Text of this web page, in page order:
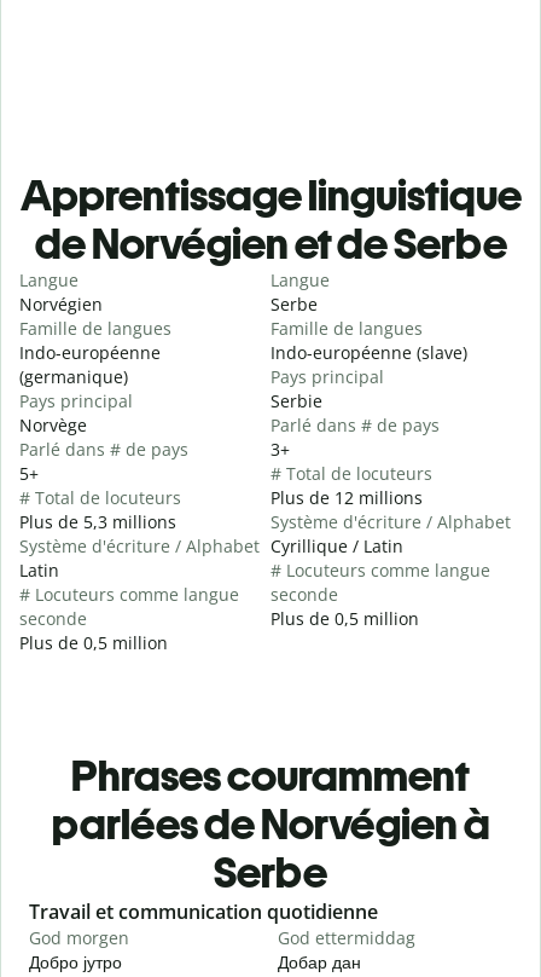
Apprentissage linguistique
de Norvégien et de Serbe
Langue
Norvégien
Famille de langues
Indo-européenne
(germanique)
Pays principal
Norvège
Parlé dans # de pays
5+
# Total de locuteurs
Plus de 5,3 millions
Système d'écriture / Alphabet
Latin
# Locuteurs comme langue
seconde
Plus de 0,5 million
Langue
Serbe
Famille de langues
Indo-européenne (slave)
Pays principal
Serbie
Parlé dans # de pays
3+
# Total de locuteurs
Plus de 12 millions
Système d'écriture / Alphabet
Cyrillique / Latin
# Locuteurs comme langue
seconde
Plus de 0,5 million
Phrases couramment
parlées de Norvégien à
Serbe
Slide 1 of 6
Travail et communication quotidienne
God morgen
Добро јутро
God ettermiddag
Добар дан